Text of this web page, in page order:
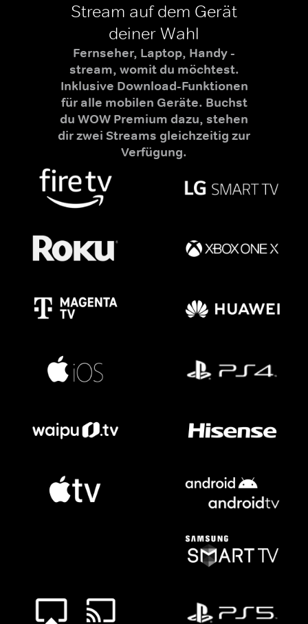
Stream auf dem Gerät
deiner Wahl
Fernseher, Laptop, Handy -
stream, womit du möchtest.
Inklusive Download-Funktionen
für alle mobilen Geräte. Buchst
du WOW Premium dazu, stehen
dir zwei Streams gleichzeitig zur
Verfügung.